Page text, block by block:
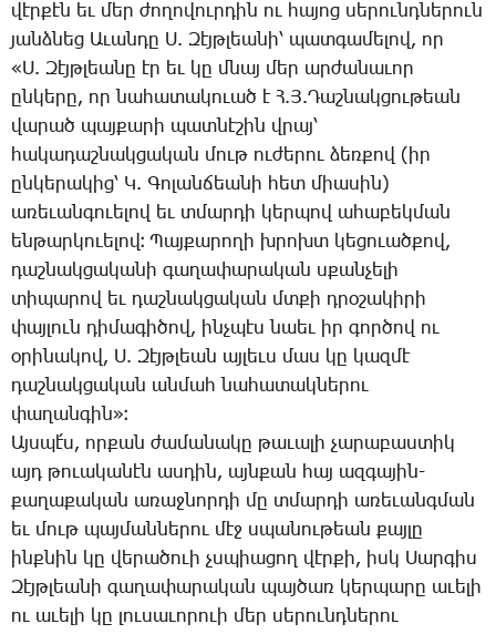
վէր­քէն եւ մեր ժո­ղո­վուր­դին ու հա­յոց սե­րունդ­նե­րուն
յանձ­նեց Ա­ւան­դը Ս. ­Զէյթ­լեա­նի՝ պատ­գա­մե­լով, որ
«Ս. ­Զէյթ­լեա­նը էր եւ կը մնայ մեր ար­ժա­նա­ւոր
ըն­կե­րը, որ նա­հա­տա­կո­ւած է Հ.Յ.­Դաշ­նակ­ցու­թեան
վա­րած պայ­քա­րի պատ­նէ­շին վրայ՝
հա­կա­դաշ­նակ­ցա­կան մութ ու­ժե­րու ձեռ­քով (իր
ըն­կե­րա­կից՝ Կ. ­Գո­լան­ճեա­նի հետ միա­սին)
ա­ռե­ւան­գո­ւե­լով եւ տմար­դի կեր­պով ա­հա­բեկ­ման
են­թար­կո­ւե­լով։ ­Պայ­քա­րո­ղի խրոխտ կե­ցո­ւած­քով,
դաշ­նակ­ցա­կա­նի գա­ղա­փա­րա­կան սքան­չե­լի
տի­պա­րով եւ դաշ­նակ­ցա­կան մտքի դրօ­շա­կի­րի
փայ­լուն դի­մա­գի­ծով, ինչ­պէս նաեւ իր գոր­ծով ու
օ­րի­նա­կով, Ս. ­Զէյթ­լեան այ­լեւս մաս կը կազ­մէ
դաշ­նակ­ցա­կան ան­մահ նա­հա­տակ­նե­րու
փա­ղան­գին»։
Այս­պէ՛ս, որ­քան ժա­մա­նա­կը թա­ւա­լի չա­րա­բաս­տիկ
այդ թո­ւա­կա­նէն աս­դին, այն­քան հայ ազ­գա­յին-
քա­ղա­քա­կան ա­ռաջ­նոր­դի մը տմար­դի ա­ռե­ւանգ­ման
եւ մութ պայ­ման­նե­րու մէջ սպա­նու­թեան քայ­լը
ինք­նին կը վե­րա­ծո­ւի չսպիա­ցող վէր­քի, իսկ ­Սար­գիս
­Զէյթ­լեա­նի գա­ղա­փա­րա­կան պայ­ծառ կեր­պա­րը ա­ւե­լի
ու ա­ւե­լի կը լու­սա­ւո­րո­ւի մեր սե­րունդ­նե­րու